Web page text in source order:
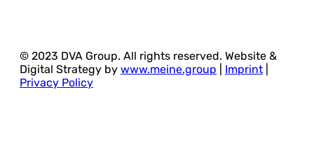
© 2023 DVA Group. All rights reserved. Website &
Digital Strategy by www.meine.group Imprint
Privacy Policy